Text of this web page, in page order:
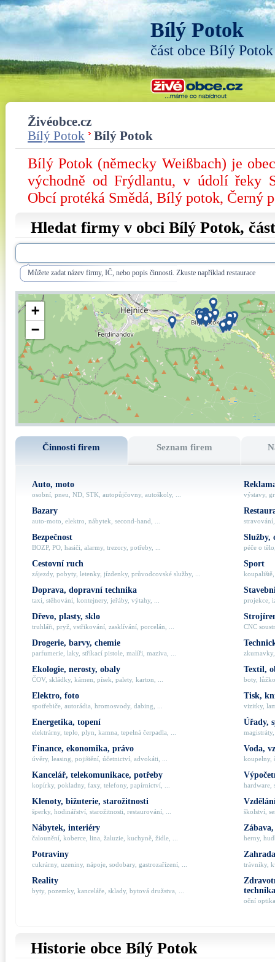
Bílý Potok
část obce Bílý Potok
Živéobce.cz
Bílý Potok
Bílý Potok
Bílý Potok (německy Weißbach) je
východně od Frýdlantu, v údolí řeky
Obcí protéká Smědá, Bílý potok, Černý
Hledat firmy v obci Bílý Potok,
Můžete zadat název firmy, IČ, nebo popis činnosti. Zkuste například restaurace
+
−
Činnosti firem Seznam firem
Auto, moto
osobní, pneu, ND, STK, autopůjčovny, autoškoly, ...
Bazary
auto-moto, elektro, nábytek, second-hand, ...
Bezpečnost
BOZP, PO, hasiči, alarmy, trezory, potřeby, ...
Cestovní ruch
zájezdy, pobyty, letenky, jízdenky, průvodcovské služby, ...
Doprava, dopravní technika
taxi, stěhování, kontejnery, jeřáby, výtahy, ...
Dřevo, plasty, sklo
truhláři, pryž, vstřikování, zasklívání, porcelán, ...
Drogerie, barvy, chemie
parfumerie, laky, stříkací pistole, malíři, maziva, ...
Ekologie, nerosty, obaly
ČOV, skládky, kámen, písek, palety, karton, ...
Elektro, foto
spotřebiče, autorádia, hromosvody, dabing, ...
Energetika, topení
elektrárny, teplo, plyn, kamna, tepelná čerpadla, ...
Finance, ekonomika, právo
úvěry, leasing, pojištění, účetnictví, advokáti, ...
Kancelář, telekomunikace, potřeby
kopírky, pokladny, faxy, telefony, papírnictví, ...
Klenoty, bižuterie, starožitnosti
šperky, hodinářství, starožitnosti, restaurování, ...
Nábytek, interiéry
čalounění, koberce, lina, žaluzie, kuchyně, židle, ...
Potraviny
cukrárny, uzeniny, nápoje, sodobary, gastrozařízení, ...
Reality
byty, pozemky, kanceláře, sklady, bytová družstva, ...
výstavy,
Služby,
péče o
Sport
projekce,
CNC
Textil,
boty,
Tisk,
vizitky,
Úřady,
Voda,
koupelny,
hardware,
školství,
herny,
trávníky,
technika
oční
Historie obce Bílý Potok